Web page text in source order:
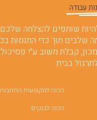
עבודה
שותפים להצלחה
שלבים תוך כדי התנסות
קבלת משוב ע”י
בבית.
הכנה למקצועות
הכנה לבנקים